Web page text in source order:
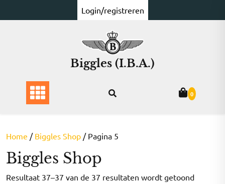
naar
Login/registreren
Biggles (I.B.A.)
0
Home / Biggles Shop / Pagina 5
Biggles Shop
Resultaat 37–37 van de 37 resultaten wordt getoond